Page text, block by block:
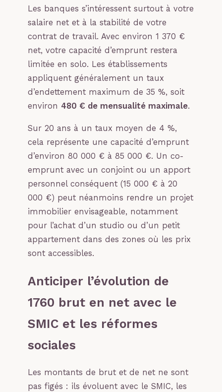
Les banques s’intéressent surtout à votre
salaire net et à la stabilité de votre
contrat de travail. Avec environ 1 370 €
net, votre capacité d’emprunt restera
limitée en solo. Les établissements
appliquent généralement un taux
d’endettement maximum de 35 %, soit
environ 480 € de mensualité maximale.
Sur 20 ans à un taux moyen de 4 %,
cela représente une capacité d’emprunt
d’environ 80 000 € à 85 000 €. Un co-
emprunt avec un conjoint ou un apport
personnel conséquent (15 000 € à 20
000 €) peut néanmoins rendre un projet
immobilier envisageable, notamment
pour l’achat d’un studio ou d’un petit
appartement dans des zones où les prix
sont accessibles.
Anticiper l’évolution de
1760 brut en net avec le
SMIC et les réformes
sociales
Les montants de brut et de net ne sont
pas figés : ils évoluent avec le SMIC, les